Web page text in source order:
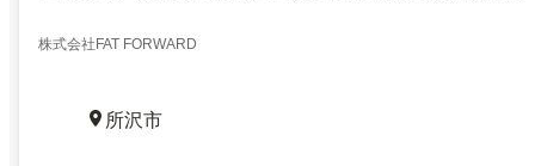
株式会社FAT FORWARD
所沢市